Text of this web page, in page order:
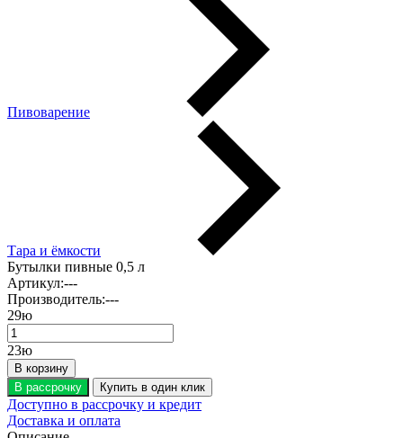
Пивоварение
Тара и ёмкости
Бутылки пивные 0,5 л
Артикул:---
Производитель:---
29ю
23ю
В корзину
В рассрочку
Купить в один клик
Доступно в рассрочку и кредит
Доставка и оплата